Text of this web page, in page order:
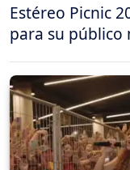
Estéreo Picnic
para su público